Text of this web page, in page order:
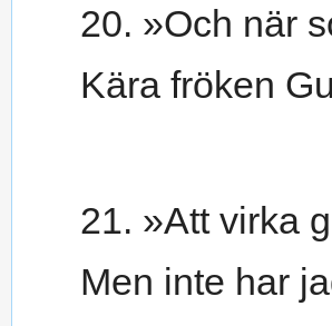
20. »Och när
Kära fröken
21. »Att virka
Men inte har